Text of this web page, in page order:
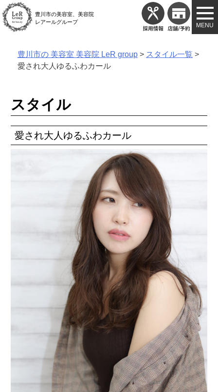
Skip
to
content
豊川市の美容室、美容院
レアールグループ
豊川市の 美容室 美容院 LeR group> スタイル一覧 >
愛され大人ゆるふわカール
スタイル
愛され大人ゆるふわカール